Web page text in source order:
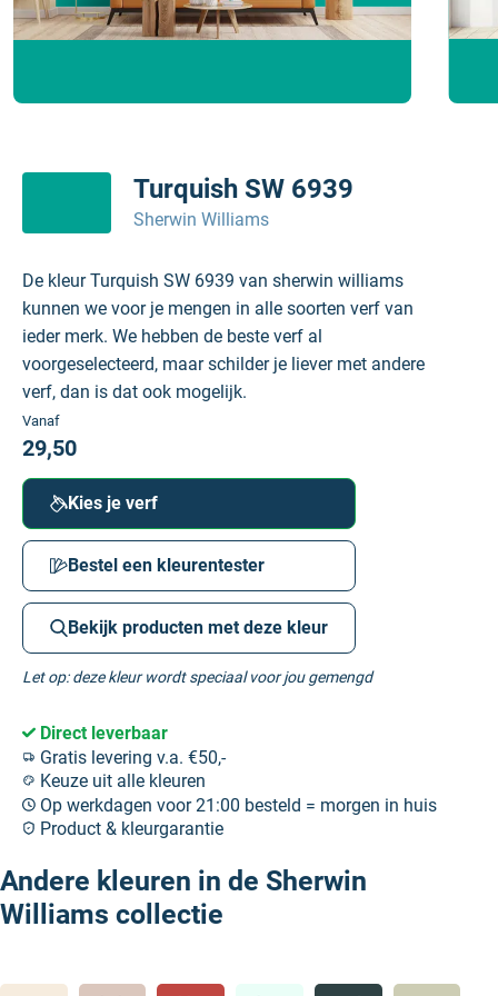
Turquish SW 6939
Sherwin Williams
De kleur Turquish SW 6939 van sherwin williams
kunnen we voor je mengen in alle soorten verf van
ieder merk. We hebben de beste verf al
voorgeselecteerd, maar schilder je liever met andere
verf, dan is dat ook mogelijk.
Vanaf
29,50
Kies je verf
Bestel een kleurentester
Bekijk producten met deze kleur
Let op: deze kleur wordt speciaal voor jou gemengd
Direct leverbaar
Gratis levering v.a. €50,-
Keuze uit alle kleuren
Op werkdagen voor 21:00 besteld = morgen in huis
Product & kleurgarantie
Andere kleuren in de Sherwin
Williams collectie